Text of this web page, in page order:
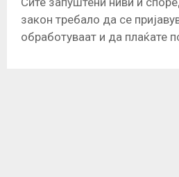
закон требало да се
обработуваат и да плаќате